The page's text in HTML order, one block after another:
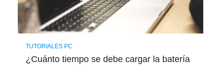
TUTORIALES PC
¿Cuánto tiempo se debe cargar la batería